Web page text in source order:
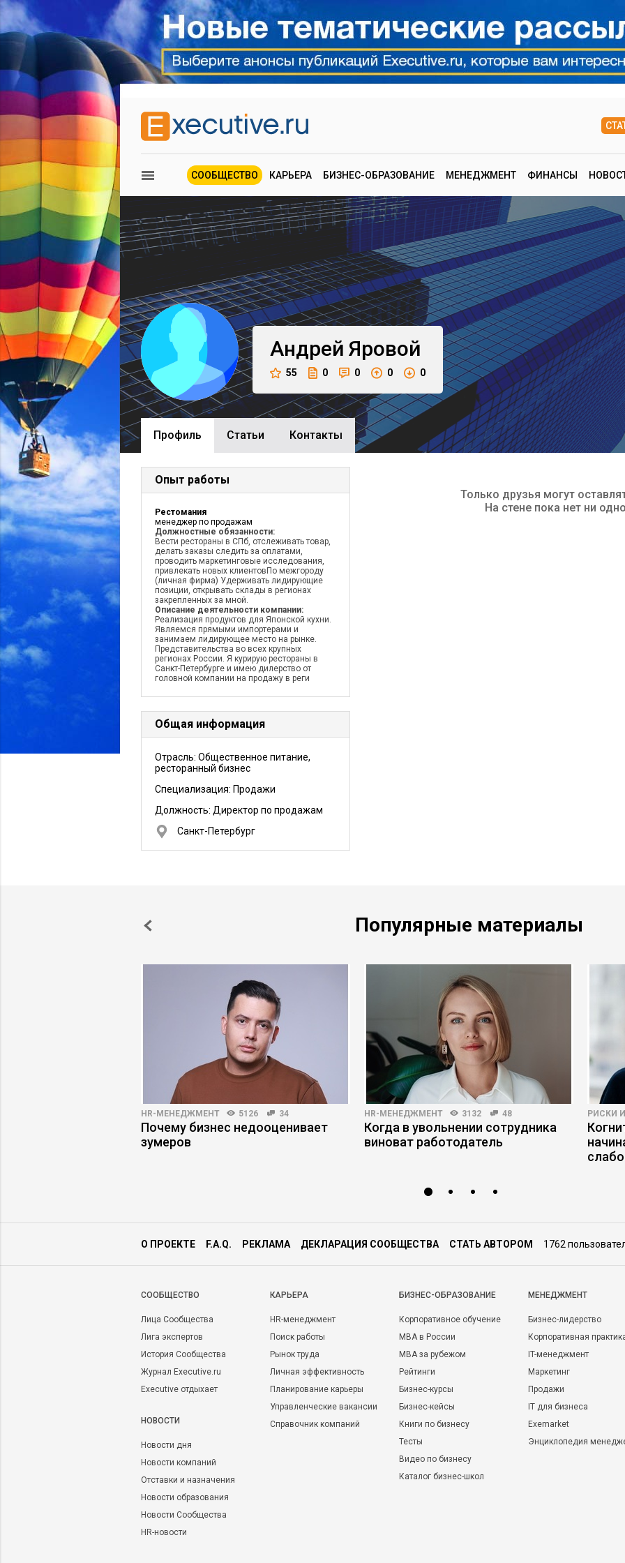
СООБЩЕСТВО КАРЬЕРА БИЗНЕС-ОБРАЗОВАНИЕ МЕНЕДЖМЕНТ ФИНАНСЫ
Андрей Яровой
55 0 0 0 0
Профиль Cтатьи Контакты
Опыт работы
Рестомания
менеджер по продажам
Должностные обязанности:
Вести рестораны в СПб, отслеживать товар,
делать заказы следить за оплатами,
проводить маркетинговые исследования,
привлекать новых клиентовПо межгороду
(личная фирма) Удерживать лидирующие
позиции, открывать склады в регионах
закрепленных за мной.
Описание деятельности компании:
Реализация продуктов для Японской кухни.
Являемся прямыми импортерами и
занимаем лидирующее место на рынке.
Представительства во всех крупных
регионах России. Я курирую рестораны в
Санкт-Петербурге и имею дилерство от
головной компании на продажу в реги
Общая информация
Отрасль: Общественное питание,
ресторанный бизнес
Специализация: Продажи
Должность: Директор по продажам
Санкт-Петербург
Только друзья могут
На стене пока нет ни
Популярные материалы
HR-МЕНЕДЖМЕНТ 5126 34
Почему бизнес недооценивает
зумеров
HR-МЕНЕДЖМЕНТ 3132 48
Когда в увольнении сотрудника
виноват работодатель
РИСКИ
О ПРОЕКТЕ F.A.Q. РЕКЛАМА ДЕКЛАРАЦИЯ СООБЩЕСТВА СТАТЬ АВТОРОМ 1762
CООБЩЕСТВО
Лица Сообщества
Лига экспертов
История Сообщества
Журнал Executive.ru
Executive отдыхает
НОВОСТИ
Новости дня
Новости компаний
Отставки и назначения
Новости образования
Новости Сообщества
HR-новости
КАРЬЕРА
HR-менеджмент
Поиск работы
Рынок труда
Личная эффективность
Планирование карьеры
Управленческие вакансии
Справочник компаний
БИЗНЕС-ОБРАЗОВАНИЕ
Корпоративное обучение
MBA в России
MBA за рубежом
Рейтинги
Бизнес-курсы
Бизнес-кейсы
Книги по бизнесу
Тесты
Видео по бизнесу
Каталог бизнес-школ
МЕНЕДЖМЕНТ
Бизнес-лидерство
Корпоративная
IT-менеджмент
Маркетинг
Продажи
IT для бизнеса
Exemarket
Энциклопедия